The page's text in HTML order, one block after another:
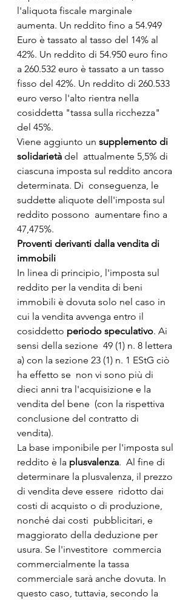
l'aliquota fiscale marginale
aumenta. Un reddito fino a 54.949
Euro è tassato al tasso del 14% al
42%. Un reddito di 54.950 euro fino
a 260.532 euro è tassato a un tasso
fisso del 42%. Un reddito di 260.533
euro verso l'alto rientra nella
cosiddetta "tassa sulla ricchezza"
del 45%.
Viene aggiunto un supplemento di
solidarietà del  attualmente 5,5% di
ciascuna imposta sul reddito ancora
determinata. Di  conseguenza, le
suddette aliquote dell'imposta sul
reddito possono  aumentare fino a
47,475%.
Proventi derivanti dalla vendita di
immobili
In linea di principio, l'imposta sul
reddito per la vendita di beni
immobili è dovuta solo nel caso in
cui la vendita avvenga entro il
cosiddetto periodo speculativo. Ai
sensi della sezione  49 (1) n. 8 lettera
a) con la sezione 23 (1) n. 1 EStG ciò
ha effetto se  non vi sono più di
dieci anni tra l'acquisizione e la
vendita del bene  (con la rispettiva
conclusione del contratto di
vendita).
La base imponibile per l'imposta sul
reddito è la plusvalenza.  Al fine di
determinare la plusvalenza, il prezzo
di vendita deve essere  ridotto dai
costi di acquisto o di produzione,
nonché dai costi  pubblicitari, e
maggiorato della deduzione per
usura. Se l'investitore  commercia
commercialmente la tassa
commerciale sarà anche dovuta. In
questo caso, tuttavia, secondo la